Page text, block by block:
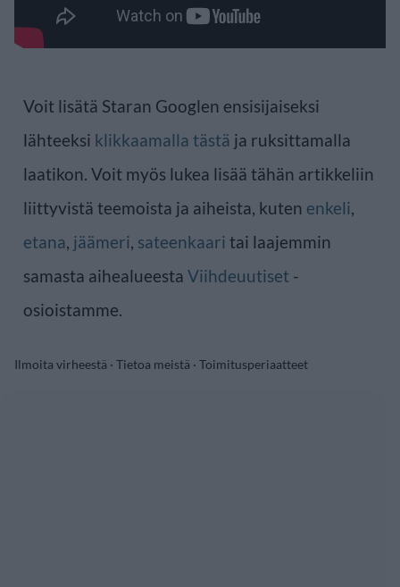
Voit lisätä Staran Googlen ensisijaiseksi
lähteeksi klikkaamalla tästä ja ruksittamalla
laatikon. Voit myös lukea lisää tähän artikkeliin
liittyvistä teemoista ja aiheista, kuten enkeli,
etana, jäämeri, sateenkaari tai laajemmin
samasta aihealueesta Viihdeuutiset -
osioistamme.
Ilmoita virheestä · Tietoa meistä · Toimitusperiaatteet